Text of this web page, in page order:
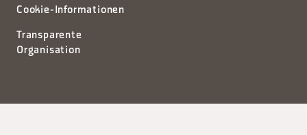
Cookie-Informationen
Transparente
Organisation